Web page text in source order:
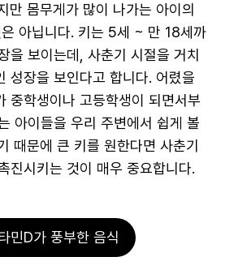
만 몸무게가 많이 나가는 아이의
아닙니다. 키는 5세 ~ 만 18세까
을 보이는데, 사춘기 시절을 거치
성장을 보인다고 합니다. 어렸을
중학생이나 고등학생이 되면서부
아이들을 우리 주변에서 쉽게 볼
때문에 큰 키를 원한다면 사춘기
진시키는 것이 매우 중요합니다.
민D가 풍부한 음식